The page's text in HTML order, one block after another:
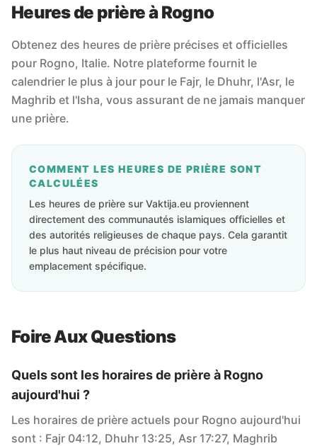
Heures de prière à Rogno
Obtenez des heures de prière précises et officielles
pour Rogno, Italie. Notre plateforme fournit le
calendrier le plus à jour pour le Fajr, le Dhuhr, l'Asr, le
Maghrib et l'Isha, vous assurant de ne jamais manquer
une prière.
COMMENT LES HEURES DE PRIÈRE SONT
CALCULÉES
Les heures de prière sur Vaktija.eu proviennent
directement des communautés islamiques officielles et
des autorités religieuses de chaque pays. Cela garantit
le plus haut niveau de précision pour votre
emplacement spécifique.
Foire Aux Questions
Quels sont les horaires de prière à Rogno
aujourd'hui ?
Les horaires de prière actuels pour Rogno aujourd'hui
sont : Fajr 04:12, Dhuhr 13:25, Asr 17:27, Maghrib